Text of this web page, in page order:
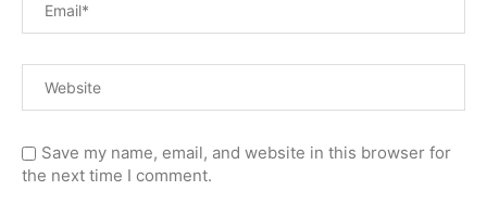
Save my name, email, and website in this browser for
the next time I comment.